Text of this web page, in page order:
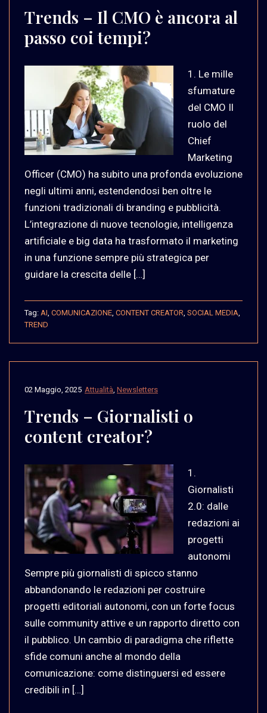
Trends – Il CMO è ancora al
passo coi tempi?
1. Le mille
sfumature
del CMO Il
ruolo del
Chief
Marketing
Officer (CMO) ha subito una profonda evoluzione
negli ultimi anni, estendendosi ben oltre le
funzioni tradizionali di branding e pubblicità.
L’integrazione di nuove tecnologie, intelligenza
artificiale e big data ha trasformato il marketing
in una funzione sempre più strategica per
guidare la crescita delle […]
Tag: AI COMUNICAZIONE CONTENT CREATOR SOCIAL MEDIA
TREND
Attualità Newsletters
02 Maggio, 2025
Trends – Giornalisti o
content creator?
1.
Giornalisti
2.0: dalle
redazioni ai
progetti
autonomi ​​
Sempre più giornalisti di spicco stanno
abbandonando le redazioni per costruire
progetti editoriali autonomi, con un forte focus
sulle community attive e un rapporto diretto con
il pubblico. Un cambio di paradigma che riflette
sfide comuni anche al mondo della
comunicazione: come distinguersi ed essere
credibili in […]